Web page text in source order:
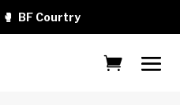
🥊 BF Courtry